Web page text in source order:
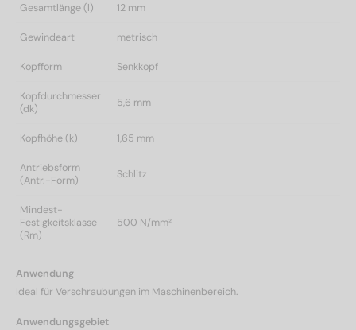
Gesamtlänge (l) 12 mm
Gewindeart metrisch
Kopfform Senkkopf
Kopfdurchmesser
(dk)
5,6 mm
Kopfhöhe (k) 1,65 mm
Antriebsform
(Antr.-Form)
Schlitz
Mindest-
Festigkeitsklasse
(Rm)
500 N/mm²
Anwendung
Ideal für Verschraubungen im Maschinenbereich.
Anwendungsgebiet